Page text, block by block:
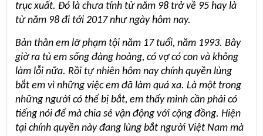
trục xuất. Đó là chưa tính từ năm 98 trở về 95 hay là
từ năm 98 đi tới 2017 như ngày hôm nay.
Bản thân em lỡ phạm tội năm 17 tuổi, năm 1993. Bây
giờ ra tù em sống đàng hoàng, có vợ có con và không
làm lỗi nữa. Rồi tự nhiên hôm nay chính quyền lùng
bắt em vì những việc em đã làm quá xa. Là một trong
những người có thể bị bắt, em thấy mình cần phải có
tiếng nói để mà chia sẻ vận động với cộng đồng. Hiện
tại chính quyền này đang lùng bắt người Việt Nam mà